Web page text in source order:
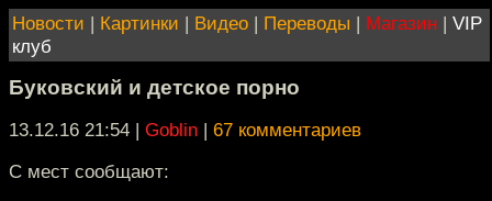
Новости | Картинки | Видео | Переводы | Магазин | VIP
клуб
Буковский и детское порно
13.12.16 21:54 | Goblin | 67 комментариев
С мест сообщают: